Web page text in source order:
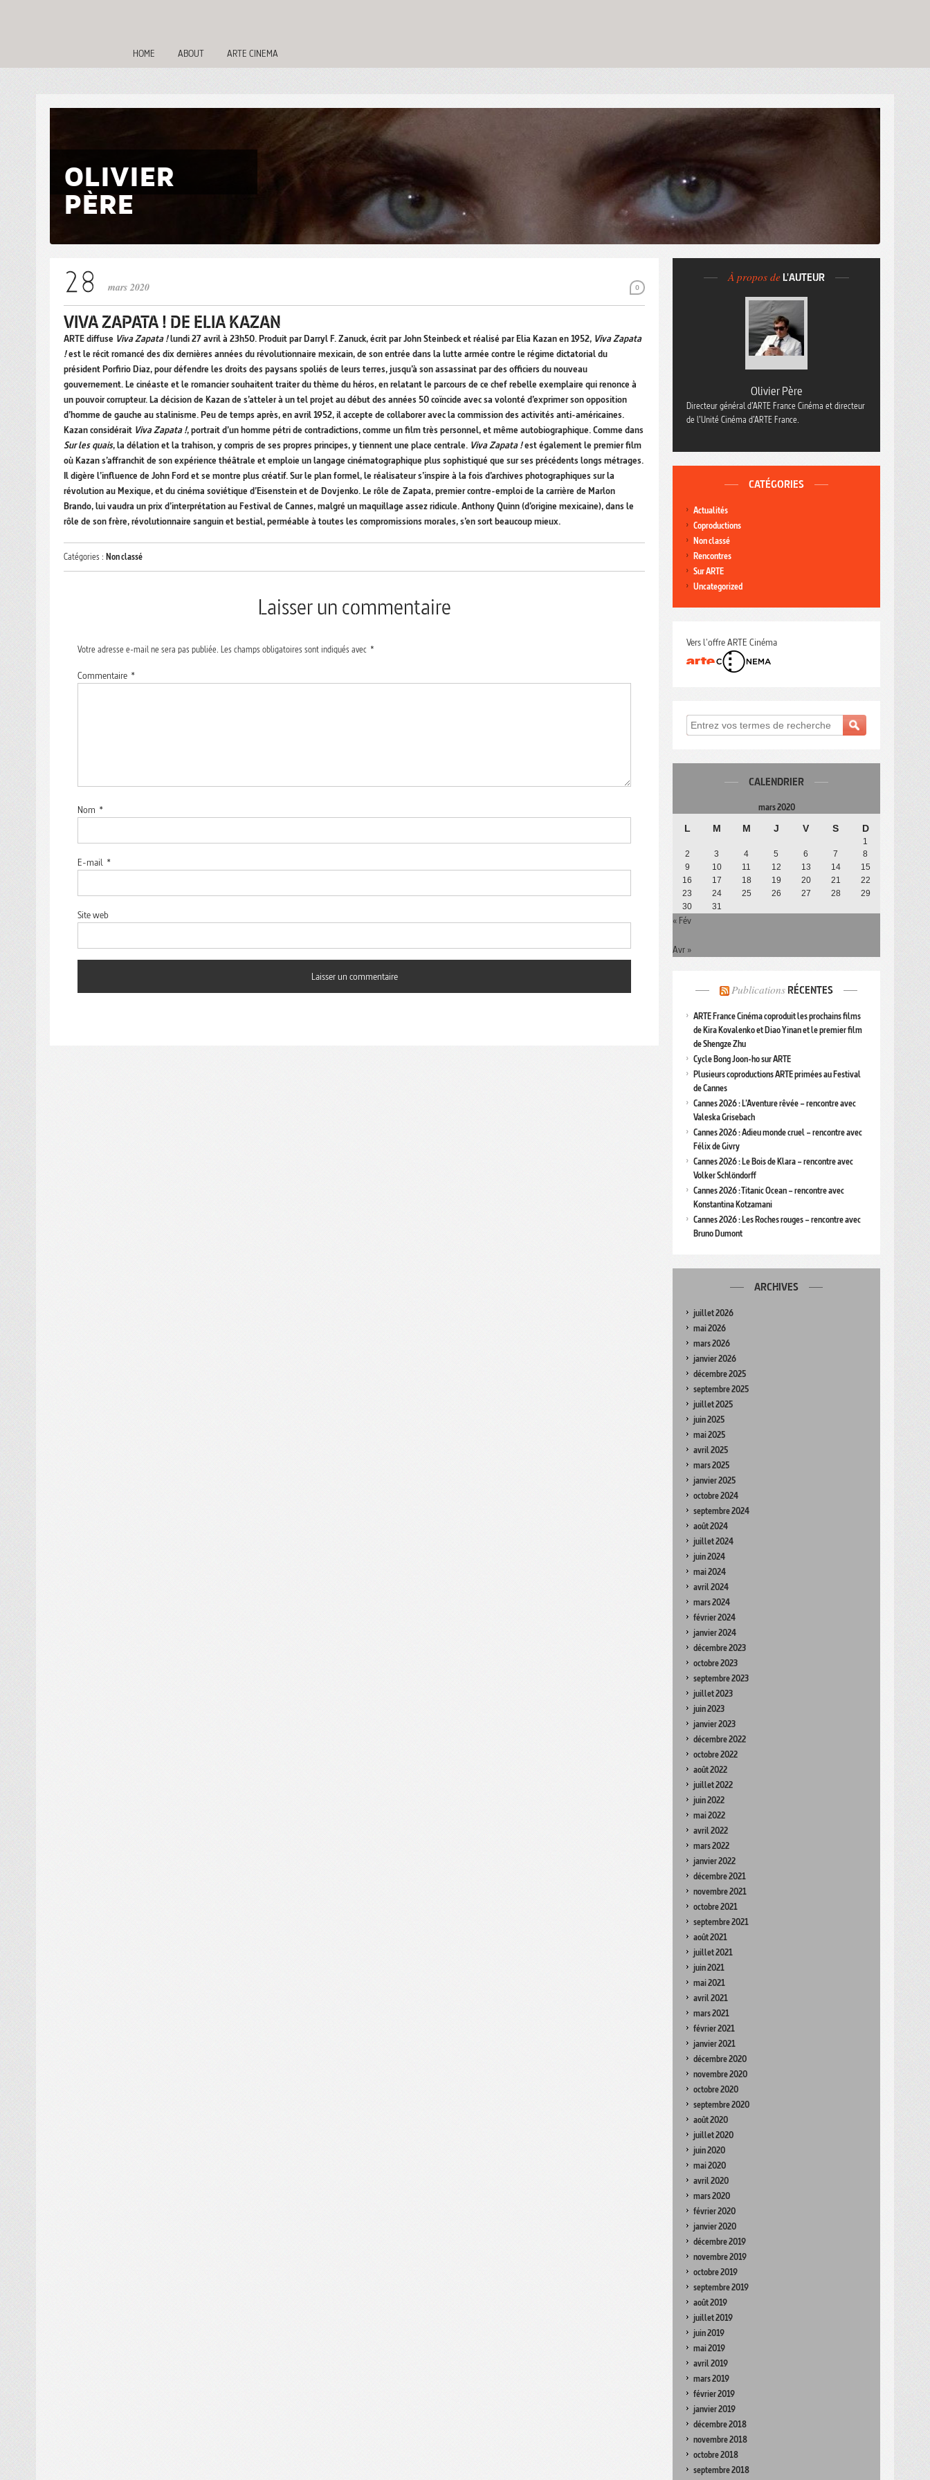
HOME ABOUT ARTE CINEMA
OLIVIER
PÈRE
0
mars 2020
VIVA ZAPATA ! DE ELIA KAZAN
ARTE diffuse Viva Zapata !lundi 27 avril à 23h50. Produit par Darryl F. Zanuck, écrit par John Steinbeck et réalisé par Elia Kazan en 1952, Viva Zapata
!est le récit romancé des dix dernières années du révolutionnaire mexicain, de son entrée dans la lutte armée contre le régime dictatorial du
président Porfirio Diaz, pour défendre les droits des paysans spoliés de leurs terres, jusqu’à son assassinat par des officiers du nouveau
gouvernement. Le cinéaste et le romancier souhaitent traiter du thème du héros, en relatant le parcours de ce chef rebelle exemplaire qui renonce à
un pouvoir corrupteur. La décision de Kazan de s’atteler à un tel projet au début des années 50 coïncide avec sa volonté d’exprimer son opposition
d’homme de gauche au stalinisme. Peu de temps après, en avril 1952, il accepte de collaborer avec la commission des activités anti-américaines.
Kazan considérait Viva Zapata !, portrait d’un homme pétri de contradictions, comme un film très personnel, et même autobiographique. Comme dans
Sur les quais, la délation et la trahison, y compris de ses propres principes, y tiennent une place centrale. Viva Zapata !est également le premier film
où Kazan s’affranchit de son expérience théâtrale et emploie un langage cinématographique plus sophistiqué que sur ses précédents longs métrages.
Il digère l’influence de John Ford et se montre plus créatif. Sur le plan formel, le réalisateur s’inspire à la fois d’archives photographiques sur la
révolution au Mexique, et du cinéma soviétique d’Eisenstein et de Dovjenko. Le rôle de Zapata, premier contre-emploi de la carrière de Marlon
Brando, lui vaudra un prix d’interprétation au Festival de Cannes, malgré un maquillage assez ridicule. Anthony Quinn (d’origine mexicaine), dans le
rôle de son frère, révolutionnaire sanguin et bestial, perméable à toutes les compromissions morales, s’en sort beaucoup mieux.
Catégories : Non classé
Laisser un commentaire
Votre adresse e-mail ne sera pas publiée. Les champs obligatoires sont indiqués avec *
Commentaire *
Nom *
E-mail *
Site web
À propos de L'AUTEUR
Olivier Père
Directeur général d’ARTE France Cinéma et directeur
de l’Unité Cinéma d’ARTE France.
CATÉGORIES
Actualités
Coproductions
Non classé
Rencontres
Sur ARTE
Uncategorized
Vers l'offre ARTE Cinéma
CALENDRIER
mars 2020
L M M J V S D
1
2
3 4 5 6 7
8
9
10 11 12 13 14
15
16
17 18 19 20 21
22
23
24 25 26 27 28
29
30
31
« Fév
Avr »
Publications RÉCENTES
ARTE France Cinéma coproduit les prochains films
de Kira Kovalenko et Diao Yinan et le premier film
de Shengze Zhu
Cycle Bong Joon-ho sur ARTE
Plusieurs coproductions ARTE primées au Festival
de Cannes
Cannes 2026 : L’Aventure rêvée – rencontre avec
Valeska Grisebach
Cannes 2026 : Adieu monde cruel – rencontre avec
Félix de Givry
Cannes 2026 : Le Bois de Klara – rencontre avec
Volker Schlöndorff
Cannes 2026 : Titanic Ocean – rencontre avec
Konstantina Kotzamani
Cannes 2026 : Les Roches rouges – rencontre avec
Bruno Dumont
ARCHIVES
juillet 2026
mai 2026
mars 2026
janvier 2026
décembre 2025
septembre 2025
juillet 2025
juin 2025
mai 2025
avril 2025
mars 2025
janvier 2025
octobre 2024
septembre 2024
août 2024
juillet 2024
juin 2024
mai 2024
avril 2024
mars 2024
février 2024
janvier 2024
décembre 2023
octobre 2023
septembre 2023
juillet 2023
juin 2023
janvier 2023
décembre 2022
octobre 2022
août 2022
juillet 2022
juin 2022
mai 2022
avril 2022
mars 2022
janvier 2022
décembre 2021
novembre 2021
octobre 2021
septembre 2021
août 2021
juillet 2021
juin 2021
mai 2021
avril 2021
mars 2021
février 2021
janvier 2021
décembre 2020
novembre 2020
octobre 2020
septembre 2020
août 2020
juillet 2020
juin 2020
mai 2020
avril 2020
mars 2020
février 2020
janvier 2020
décembre 2019
novembre 2019
octobre 2019
septembre 2019
août 2019
juillet 2019
juin 2019
mai 2019
avril 2019
mars 2019
février 2019
janvier 2019
décembre 2018
novembre 2018
octobre 2018
septembre 2018